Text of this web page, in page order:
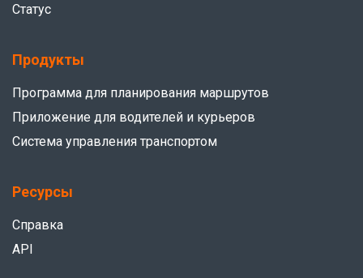
Статус
Продукты
Программа для планирования маршрутов
Приложение для водителей и курьеров
Система управления транспортом
Ресурсы
Справка
API